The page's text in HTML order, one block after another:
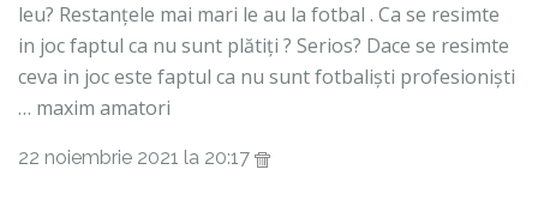
leu? Restanțele mai mari le au la fotbal . Ca se resimte
in joc faptul ca nu sunt plătiți ? Serios? Dace se resimte
ceva in joc este faptul ca nu sunt fotbaliști profesioniști
… maxim amatori
22 noiembrie 2021 la 20:17